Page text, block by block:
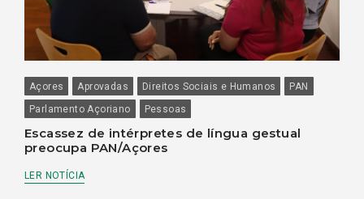
Açores Aprovadas Direitos Sociais e Humanos
PAN
Parlamento Açoriano
Pessoas
Escassez de intérpretes de língua gestual
preocupa PAN/Açores
LER NOTÍCIA